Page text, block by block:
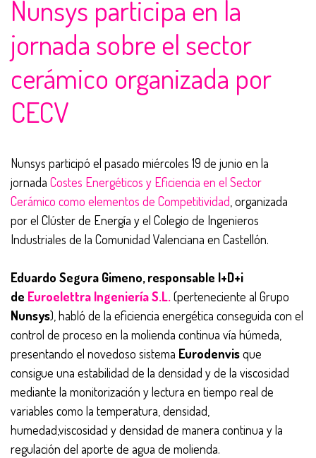
Nunsys participa en la
jornada sobre el sector
cerámico organizada por
CECV
Nunsys participó el pasado miércoles 19 de junio en la
jornada Costes Energéticos y Eficiencia en el Sector
Cerámico como elementos de Competitividad, organizada
por el Clúster de Energía y el Colegio de Ingenieros
Industriales de la Comunidad Valenciana en Castellón.
Eduardo Segura Gimeno, responsable I+D+i
de Euroelettra Ingeniería S.L.(perteneciente al Grupo
Nunsys), habló de la eficiencia energética conseguida con el
control de proceso en la molienda continua vía húmeda,
presentando el novedoso sistema Eurodenvisque
consigue una estabilidad de la densidad y de la viscosidad
mediante la monitorización y lectura en tiempo real de
variables como la temperatura, densidad,
humedad,viscosidad y densidad de manera continua y la
regulación del aporte de agua de molienda.